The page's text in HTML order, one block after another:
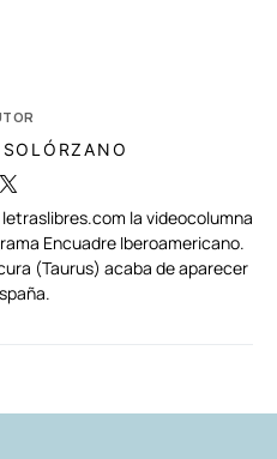
la videocolumna
Encuadre Iberoamericano.
(Taurus) acaba de aparecer